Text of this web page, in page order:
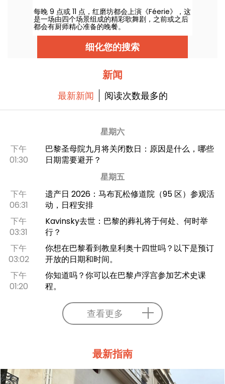
每晚 9 点或 11 点，红磨坊都会上演《Féerie》，这
是一场由四个场景组成的精彩歌舞剧，之前或之后
都会有厨师精心准备的晚餐。
细化您的搜索
新闻
最新新闻 阅读次数最多的
星期六
下午
01:30
巴黎圣母院九月将关闭数日：原因是什么，哪些
日期需要避开？
星期五
下午
06:31
遗产日 2026：马布瓦松修道院（95 区）参观活
动，日程安排
下午
03:31
Kavinsky去世：巴黎的葬礼将于何处、何时举
行？
下午
03:02
你想在巴黎看到教皇利奥十四世吗？以下是预订
开放的日期和时间。
下午
01:20
你知道吗？你可以在巴黎卢浮宫参加艺术史课
程。
查看更多
最新指南